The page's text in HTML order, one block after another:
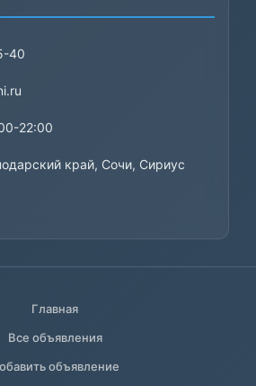
40
22:00
край, Сочи, Сириус
Главная
Все объявления
объявление